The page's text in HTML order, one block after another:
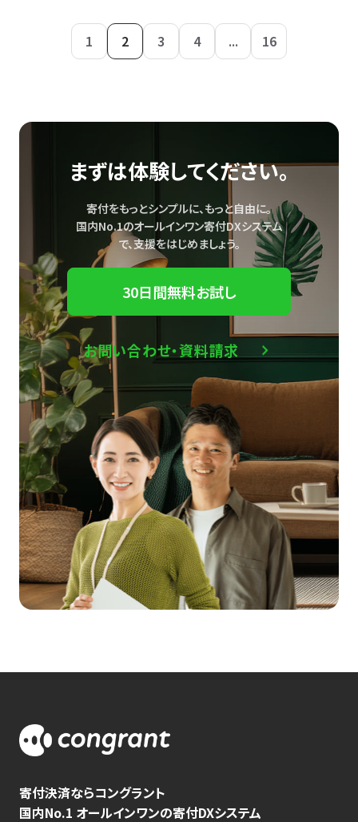
1 2 3 4 ... 16
まずは体験してください。
寄付をもっとシンプルに、もっと自由に。
国内No.1のオールインワン寄付DXシステム
で、支援をはじめましょう。
30日間無料お試し
お問い合わせ・資料請求
寄付決済ならコングラント
国内No.1 オールインワンの寄付DXシステム